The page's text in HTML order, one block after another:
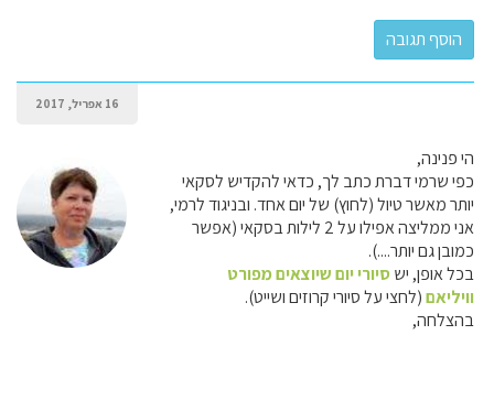
16 אפריל, 2017
הי פנינה,
כפי שרמי דברת כתב לך, כדאי להקדיש לסקאי
יותר מאשר טיול (לחוץ) של יום אחד. ובניגוד לרמי,
אני ממליצה אפילו על 2 לילות בסקאי (אפשר
כמובן גם יותר....).
בכל אופן, ישסיורי יום שיוצאים מפורט
וויליאם(לחצי על סיורי קרוזים ושייט).
בהצלחה,